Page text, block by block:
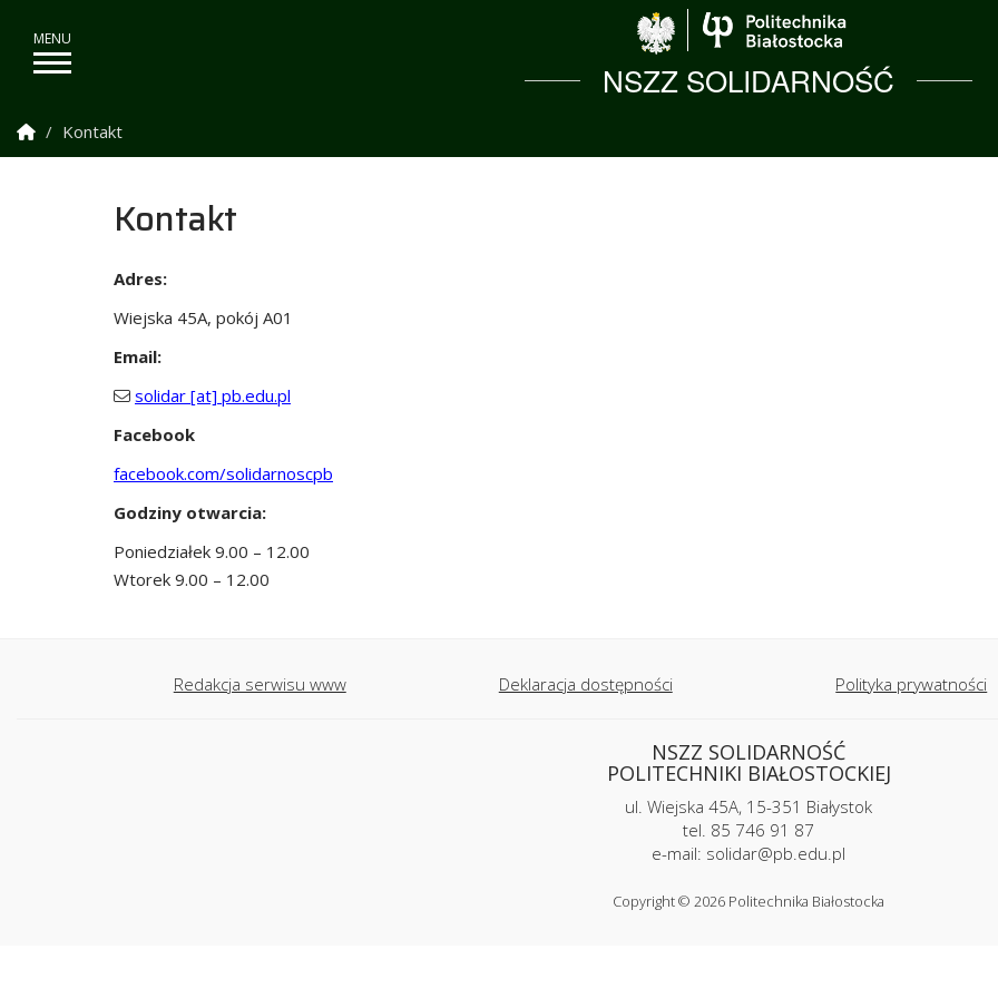
NSZZ SOLIDARNOŚĆ
Strona Główna
Kontakt
Kontakt
Adres:
Wiejska 45A, pokój A01
Email:
solidar [at] pb.edu.pl
Facebook
facebook.com/solidarnoscpb
Godziny otwarcia:
Poniedziałek 9.00 – 12.00
Wtorek 9.00 – 12.00
Redakcja serwisu www Deklaracja dostępności Polityka prywatności
NSZZ SOLIDARNOŚĆ
POLITECHNIKI BIAŁOSTOCKIEJ
ul. Wiejska 45A, 15-351 Białystok
tel. 85 746 91 87
e-mail: solidar@pb.edu.pl
Copyright © 2026 Politechnika Białostocka